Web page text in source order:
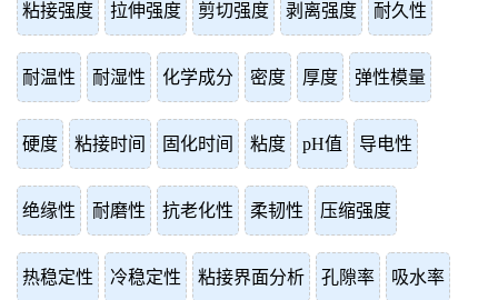
粘接强度 拉伸强度 剪切强度 剥离强度 耐久性
耐温性 耐湿性 化学成分 密度 厚度 弹性模量
硬度 粘接时间 固化时间 粘度 pH值 导电性
绝缘性 耐磨性 抗老化性 柔韧性 压缩强度
热稳定性 冷稳定性 粘接界面分析 孔隙率 吸水率